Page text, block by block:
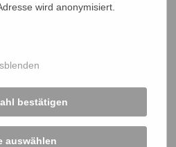
kommt an.
SPENDEN
wird anonymisiert.
bestätigen
auswählen